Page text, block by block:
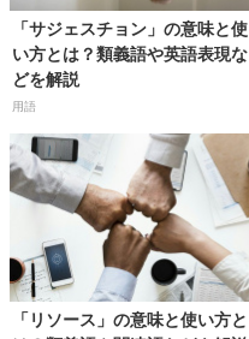
「サジェスチョン」の意味と使
い方とは？類義語や英語表現な
どを解説
用語
「リソース」の意味と使い方と